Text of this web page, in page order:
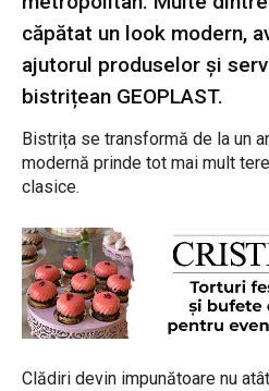
căpătat un look modern,
ajutorul produselor și
bistrițean GEOPLAST.
Bistrița se transformă de la un
modernă prinde tot mai mult
clasice.
Clădiri devin impunătoare nu